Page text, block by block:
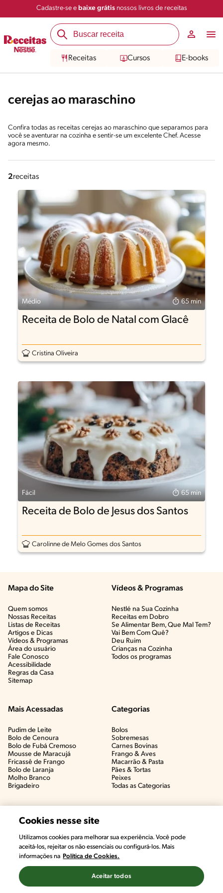
Cadastre-se e baixe grátisnossos livros de receitas
Receitas Cursos E-books
cerejas ao maraschino
Confira todas as receitas cerejas ao maraschino que separamos para
você se aventurar na cozinha e sentir-se um excelente Chef. Acesse
agora mesmo.
2receitas
Médio 65 min
Receita de Bolo de Natal com Glacê
Cristina Oliveira
Fácil 65 min
Receita de Bolo de Jesus dos Santos
Carolinne de Melo Gomes dos Santos
Mapa do Site
Quem somos
Nossas Receitas
Listas de Receitas​
Artigos e Dicas​
Vídeos & Programas​
Área do usuário
Fale Conosco
Acessibilidade
Regras da Casa
Sitemap
Vídeos & Programas​
Nestlé na Sua Cozinha
Receitas em Dobro
Se Alimentar Bem, Que Mal Tem?​
Vai Bem Com Quê?​
Deu Ruim​
Crianças na Cozinha​
Todos os programas
Mais Acessadas
Pudim de Leite
Bolo de Cenoura
Bolo de Fubá Cremoso
Mousse de Maracujá
Fricassê de Frango
Bolo de Laranja
Molho Branco
Brigadeiro
Categorias
Bolos
Sobremesas
Carnes Bovinas​
Frango & Aves​
Macarrão & Pasta​
Pães & Tortas​
Peixes
Todas as Categorias
Cookies nesse site
Utilizamos cookies para melhorar sua experiência. Você pode
aceitá-los, rejeitar os não essenciais ou configurá-los. Mais
informações na Política de Cookies.
Aceitar todos